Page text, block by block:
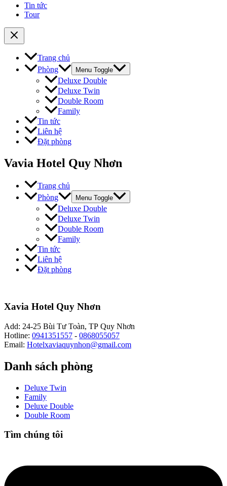
Tin tức
Tour
Trang chủ
Phòng
Menu Toggle
Deluxe Double
Deluxe Twin
Double Room
Family
Tin tức
Liên hệ
Đặt phòng
Vavia Hotel Quy Nhơn
Trang chủ
Phòng
Menu Toggle
Deluxe Double
Deluxe Twin
Double Room
Family
Tin tức
Liên hệ
Đặt phòng
Xavia Hotel Quy Nhơn
Add: 24-25 Bùi Tư Toàn, TP Quy Nhơn
Hotline: 0941351557 - 0868055057
Email: Hotelxaviaquynhon@gmail.com
Danh sách phòng
Deluxe Twin
Family
Deluxe Double
Double Room
Tìm chúng tôi